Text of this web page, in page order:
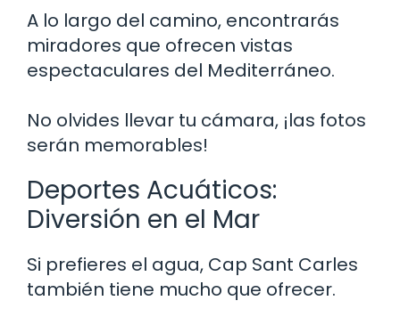
A lo largo del camino, encontrarás
miradores que ofrecen vistas
espectaculares del Mediterráneo.
No olvides llevar tu cámara, ¡las fotos
serán memorables!
Deportes Acuáticos:
Diversión en el Mar
Si prefieres el agua, Cap Sant Carles
también tiene mucho que ofrecer.